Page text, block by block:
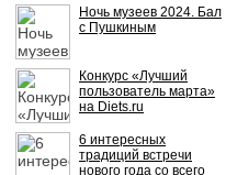
Ночь музеев 2024. Бал
с Пушкиным
Конкурс «Лучший
пользователь марта»
на Diets.ru
6 интересных
традиций встречи
нового года со всего